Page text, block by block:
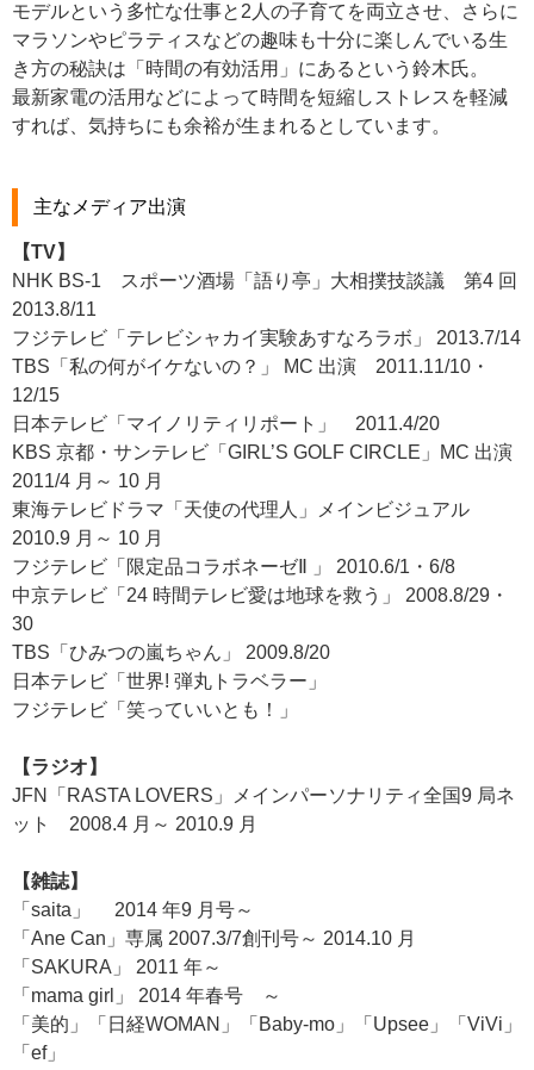
モデルという多忙な仕事と2人の子育てを両立させ、さらに
マラソンやピラティスなどの趣味も十分に楽しんでいる生
き方の秘訣は「時間の有効活用」にあるという鈴木氏。
最新家電の活用などによって時間を短縮しストレスを軽減
すれば、気持ちにも余裕が生まれるとしています。
主なメディア出演
【TV】
NHK BS-1 スポーツ酒場「語り亭」大相撲技談議 第4 回
2013.8/11
フジテレビ「テレビシャカイ実験あすなろラボ」 2013.7/14
TBS「私の何がイケないの？」 MC 出演 2011.11/10・
12/15
日本テレビ「マイノリティリポート」 2011.4/20
KBS 京都・サンテレビ「GIRL’S GOLF CIRCLE」MC 出演
2011/4 月～ 10 月
東海テレビドラマ「天使の代理人」メインビジュアル
2010.9 月～ 10 月
フジテレビ「限定品コラボネーゼⅡ 」 2010.6/1・6/8
中京テレビ「24 時間テレビ愛は地球を救う」 2008.8/29・
30
TBS「ひみつの嵐ちゃん」 2009.8/20
日本テレビ「世界! 弾丸トラベラー」
フジテレビ「笑っていいとも！」
【ラジオ】
JFN「RASTA LOVERS」メインパーソナリティ全国9 局ネ
ット 2008.4 月～ 2010.9 月
【雑誌】
「saita」 2014 年9 月号～
「Ane Can」専属 2007.3/7創刊号～ 2014.10 月
「SAKURA」 2011 年～
「mama girl」 2014 年春号 ～
「美的」「日経WOMAN」「Baby-mo」「Upsee」「ViVi」
「ef」